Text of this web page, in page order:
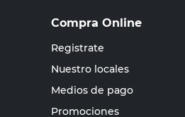
Compra Online
Registrate
Nuestro locales
Medios de pago
Promociones